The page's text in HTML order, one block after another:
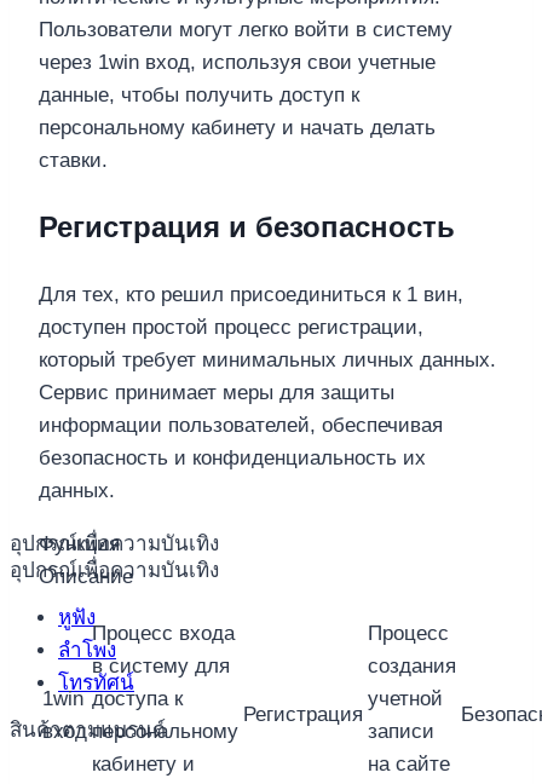
อุปกรณ์เพื่อความบันเทิง
อุปกรณ์เพื่อความบันเทิง
หูฟัง
ลำโพง
โทรทัศน์
สินค้าตามแบรนด์
Пользователи могут легко войти в систему
через 1win вход, используя свои учетные
данные, чтобы получить доступ к
персональному кабинету и начать делать
ставки.
Регистрация и безопасность
Для тех, кто решил присоединиться к 1 вин,
доступен простой процесс регистрации,
который требует минимальных личных данных.
Сервис принимает меры для защиты
информации пользователей, обеспечивая
безопасность и конфиденциальность их
данных.
Функция
Описание
1win
вход
Процесс входа
в систему для
доступа к
персональному
кабинету и
Регистрация
Процесс
создания
учетной
записи
на сайте